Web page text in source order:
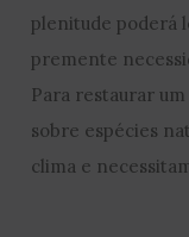
plenitude poderá
premente
Para restaurar
sobre espécies
clima e